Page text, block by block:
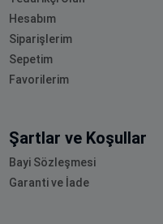
Hesabım
Siparişlerim
Sepetim
Favorilerim
Şartlar ve Koşullar
Bayi Sözleşmesi
Garanti ve İade